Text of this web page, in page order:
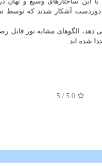
آشکار شدند که توسط
دهد، الگوهای مشابه نور قابل
شده اند.
5.0
/ 5